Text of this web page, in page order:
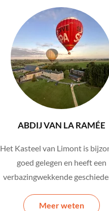
ABDIJ VAN LA RAMÉE
Het Kasteel van Limont is
goed gelegen en heeft een
verbazingwekkende
Meer weten